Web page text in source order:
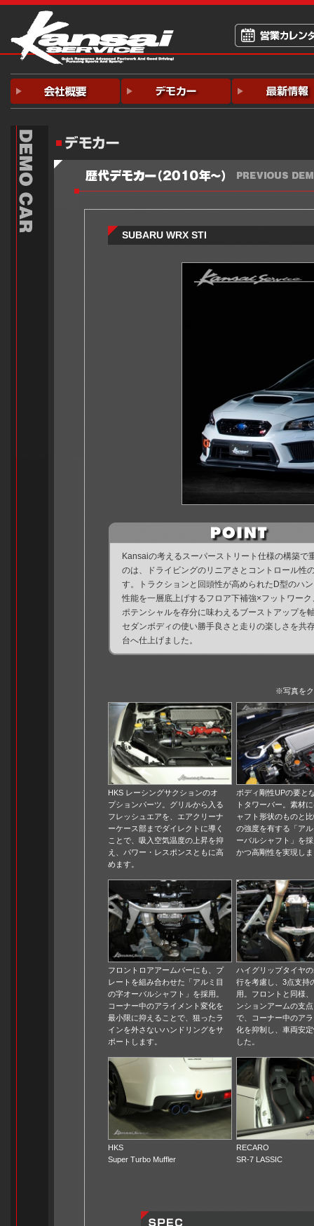
SUBARU WRX STI
Kansaiの考えるスーパーストリート仕様の構築で
のは、ドライビングのリニアさとコントロール性
す。トラクションと回頭性が高められたD型のハ
性能を一層底上げするフロア下補強×フットワー
ポテンシャルを存分に味わえるブーストアップを
セダンボディの使い勝手良さと走りの楽しさを共
台へ仕上げました。
※写真をク
HKS レーシングサクションのオ
プションパーツ。グリルから入る
フレッシュエアを、エアクリーナ
ーケース部までダイレクトに導く
ことで、吸入空気温度の上昇を抑
え、パワー・レスポンスともに高
めます。
ボディ剛性UPの要と
トタワーバー。素材
ャフト形状のものと
の強度を有する「ア
ーバルシャフト」を
かつ高剛性を実現し
フロントロアアームバーにも、プ
レートを組み合わせた「アルミ目
の字オーバルシャフト」を採用。
コーナー中のアライメント変化を
最小限に抑えることで、狙ったラ
インを外さないハンドリングをサ
ポートします。
ハイグリップタイヤ
行を考慮し、3点支持
用。フロントと同様
ンションアームの支
で、コーナー中のア
化を抑制し、車両安
した。
HKS
Super Turbo Muffler
RECARO
SR-7 LASSIC